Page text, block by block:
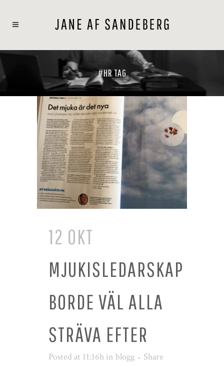
#HR TAG
12 OKT
MJUKISLEDARSKAP
BORDE VÄL ALLA
STRÄVA EFTER
Posted at 11:16h in blogg Share